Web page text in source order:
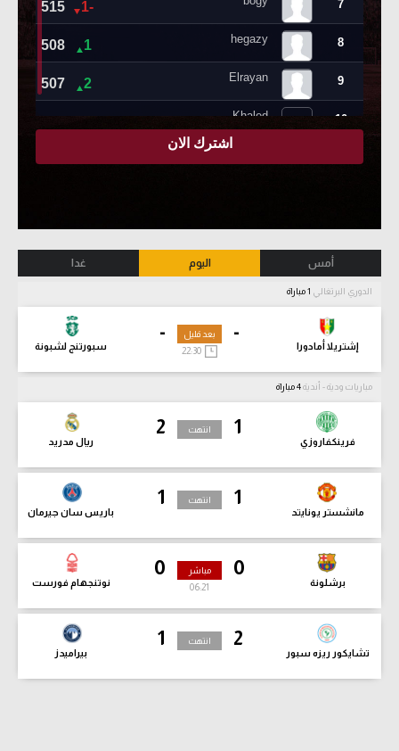
أمس اليوم غدا
الدوري البرتغالي
-
إشتريلا أمادورا
-
سبورتنج لشبونة
بعد قليل
مباريات ودية - أندية
1
فرينكفاروزي
2
ريال مدريد
انتهت
1
مانشستر يونايتد
1
باريس سان جيرمان
انتهت
0
برشلونة
0
نوتنجهام فورست
مباشر
06:22
2
تشايكور ريزه سبور
1
بيراميدز
انتهت